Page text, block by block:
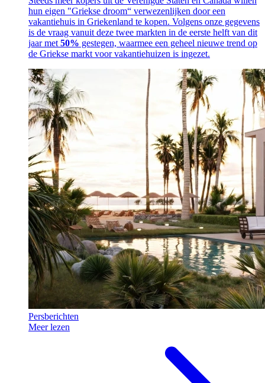
hun eigen "Griekse droom“ verwezenlijken door een
vakantiehuis in Griekenland te kopen. Volgens onze gegevens
is de vraag vanuit deze twee markten in de eerste helft van dit
jaar met 50% gestegen, waarmee een geheel nieuwe trend op
de Griekse markt voor vakantiehuizen is ingezet.
Persberichten
Meer lezen